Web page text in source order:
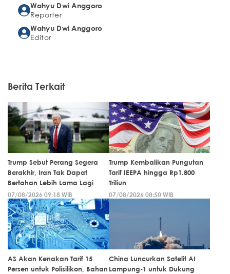
Wahyu Dwi Anggoro
Reporter
Wahyu Dwi Anggoro
Editor
Berita Terkait
Trump Sebut Perang Segera
Berakhir, Iran Tak Dapat
Bertahan Lebih Lama Lagi
07/08/2026 09:18 WIB
Trump Kembalikan Pungutan
Tarif IEEPA hingga Rp1.800
Triliun
07/08/2026 08:50 WIB
AS Akan Kenakan Tarif 15
Persen untuk Polisilikon, Bahan
China Luncurkan Satelit AI
Lampung-1 untuk Dukung